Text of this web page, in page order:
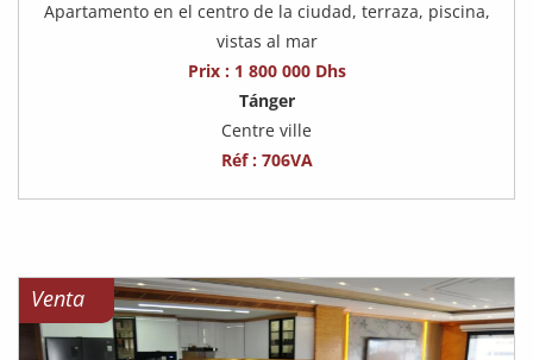
Apartamento en el centro de la ciudad, terraza, piscina,
vistas al mar
Prix : 1 800 000 Dhs
Tánger
Centre ville
Réf : 706VA
Venta